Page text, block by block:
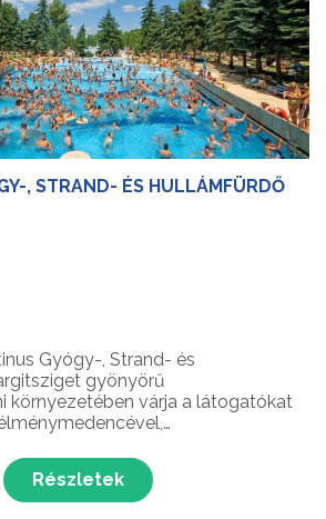
, STRAND- ÉS HULLÁMFÜRDŐ
Gyógy-, Strand- és
gyönyörű
környezetében várja a látogatókat
gyermekmedencével, illetve
fürdő tökéletes kikapcsolódást
látogatók számára.
Részletek